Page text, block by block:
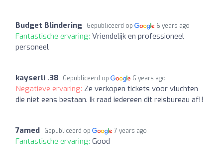
Budget Blindering Gepubliceerd op 6 years ago
Fantastische ervaring: Vriendelijk en professioneel
personeel
kayserli .38 Gepubliceerd op 6 years ago
Negatieve ervaring: Ze verkopen tickets voor vluchten
die niet eens bestaan. Ik raad iedereen dit reisbureau af!!
7amed Gepubliceerd op 7 years ago
Fantastische ervaring: Good